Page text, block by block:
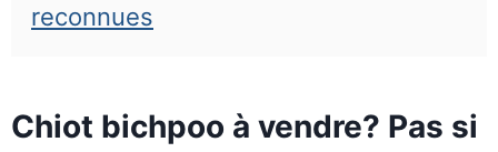
reconnues
Chiot bichpoo à vendre? Pas si